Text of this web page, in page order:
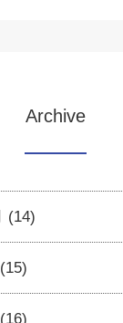
Archive
(14)
(15)
(16)